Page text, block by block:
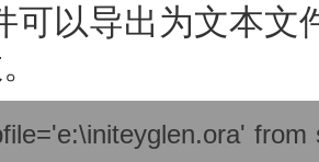
可以导出为文本文
from